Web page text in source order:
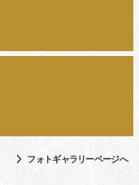
フォトギャラリーページへ